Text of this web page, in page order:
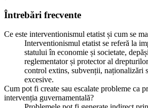
Întrebări frecvente
Ce este interventionismul etatist și cum se
Interventionismul etatist se referă la
statului în economie și societate,
reglementator și protector al
control extins, subvenții, naționalizări
excesive.
Cum pot fi create sau escalate probleme ca
intervenția guvernamentală?